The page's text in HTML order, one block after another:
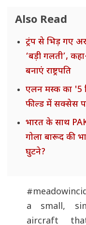
Also Read
ट्रंप से भिड़ गए
‘बड़ी गलती’,
बनाएं राष्ट्रपति
एलन मस्क का '5
फील्ड में सक्सेस
भारत के साथ
गोला बारूद की
घुटने?
a small,
aircraft